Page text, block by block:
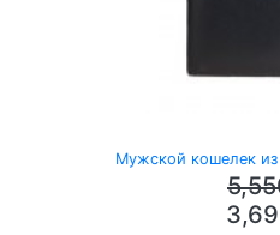
Мужской кошелек